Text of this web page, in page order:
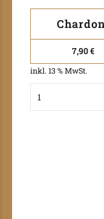
7,90€
inkl. 13 % MwSt.